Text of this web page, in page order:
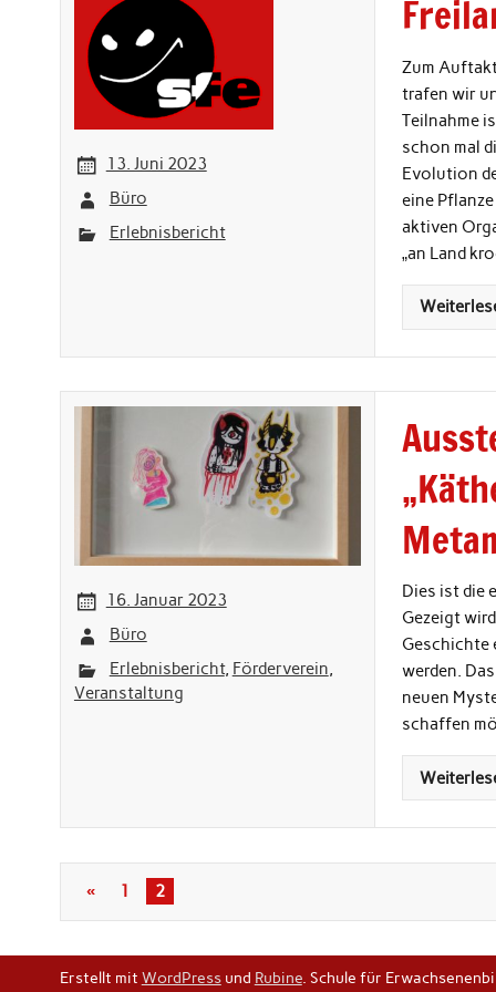
13. Juni 2023
Büro
Erlebnisbericht
Zum
trafen wir
Teilnahme
schon mal
Evolution
eine
aktiven
„an Land
16. Januar 2023
Büro
Erlebnisbericht, Förderverein,
Veranstaltung
Dies ist die
Gezeigt
Geschichte
werden.
neuen
schaffen
« 1 2
Erstellt mit WordPressund Rubine. Schule für